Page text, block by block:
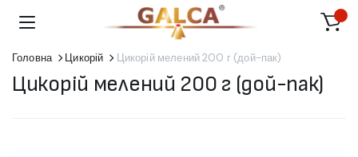
Головна Цикорій Цикорій мелений 200 г (дой-пак)
Цикорій мелений 200 г (дой-пак)